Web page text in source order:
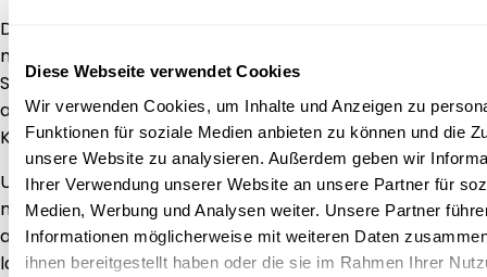
Diese Webseite verwendet Cookies
Wir verwenden Cookies, um Inhalte und Anzeigen zu
Funktionen für soziale Medien anbieten zu können und die
unsere Website zu analysieren. Außerdem geben wir
Ihrer Verwendung unserer Website an unsere Partner für
Medien, Werbung und Analysen weiter. Unsere Partner
Informationen möglicherweise mit weiteren Daten
ihnen bereitgestellt haben oder die sie im Rahmen Ihrer
Die Wandsticker sind selbstklebend und haften an den
meisten glatten und bemalten Flächen, ganz ohne
Spuren zu hinterlassen! Das bedeutet, dass ihr sie auch
an Schränke, Nachttische oder andere Möbel im
Kinderzimmer kleben könnt.
Und wenn ihr die Aufkleber später wieder entfernen
möchtet, könnt ihr sie auf einem Stück Backpapier oder
auf dem mitgeschickten Trägerpapier aufbewahren, so
lange, bis ihr sie wieder verwenden möchtet.